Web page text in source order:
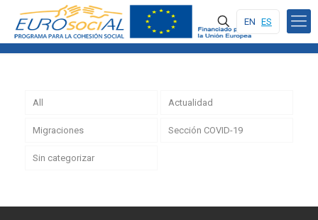
EN ES
All Actualidad
Migraciones Sección COVID-19
Sin categorizar